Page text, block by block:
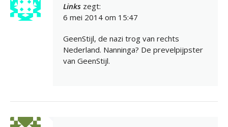
Links zegt:
6 mei 2014 om 15:47
GeenStijl, de nazi trog van rechts
Nederland. Nanninga? De prevelpijpster
van GeenStijl.